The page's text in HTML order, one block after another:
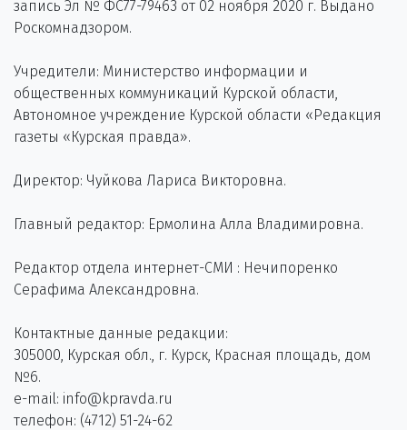
запись Эл № ФС77-79463 от 02 ноября 2020 г. Выдано
Роскомнадзором.
Учредители: Министерство информации и
общественных коммуникаций Курской области,
Автономное учреждение Курской области «Редакция
газеты «Курская правда».
Директор: Чуйкова Лариса Викторовна.
Главный редактор: Ермолина Алла Владимировна.
Редактор отдела интернет-СМИ : Нечипоренко
Серафима Александровна.
Контактные данные редакции:
305000, Курская обл., г. Курск, Красная площадь, дом
№6.
e-mail: info@kpravda.ru
телефон: (4712) 51-24-62